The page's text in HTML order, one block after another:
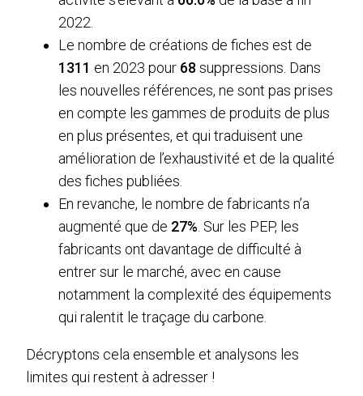
2022.
Le nombre de créations de fiches est de
1311 en 2023 pour 68 suppressions. Dans
les nouvelles références, ne sont pas prises
en compte les gammes de produits de plus
en plus présentes, et qui traduisent une
amélioration de l’exhaustivité et de la qualité
des fiches publiées.
En revanche, le nombre de fabricants n’a
augmenté que de 27% . Sur les PEP, les
fabricants ont davantage de difficulté à
entrer sur le marché, avec en cause
notamment la complexité des équipements
qui ralentit le traçage du carbone.
Décryptons cela ensemble et analysons les
limites qui restent à adresser !